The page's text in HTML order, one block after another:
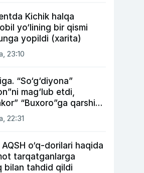
Kichik halqa
yo‘lining bir qismi
yopildi (xarita)
23:10
“So‘g‘diyona”
mag‘lub etdi,
“Buxoro”ga qarshi
g‘alabani qo‘ldan
22:31
o‘q-dorilari haqida
tarqatganlarga
bilan tahdid qildi